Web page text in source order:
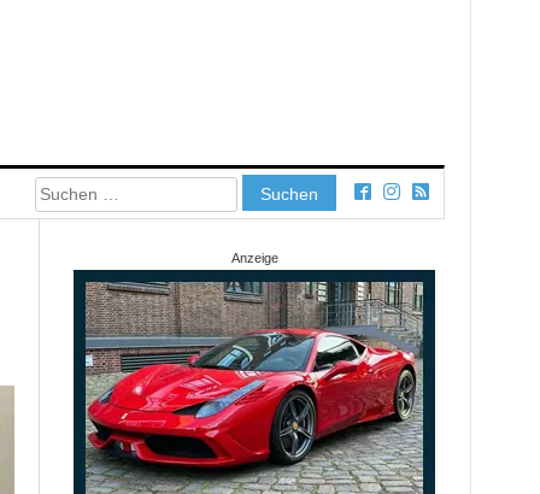
Suchen
nach:
Anzeige